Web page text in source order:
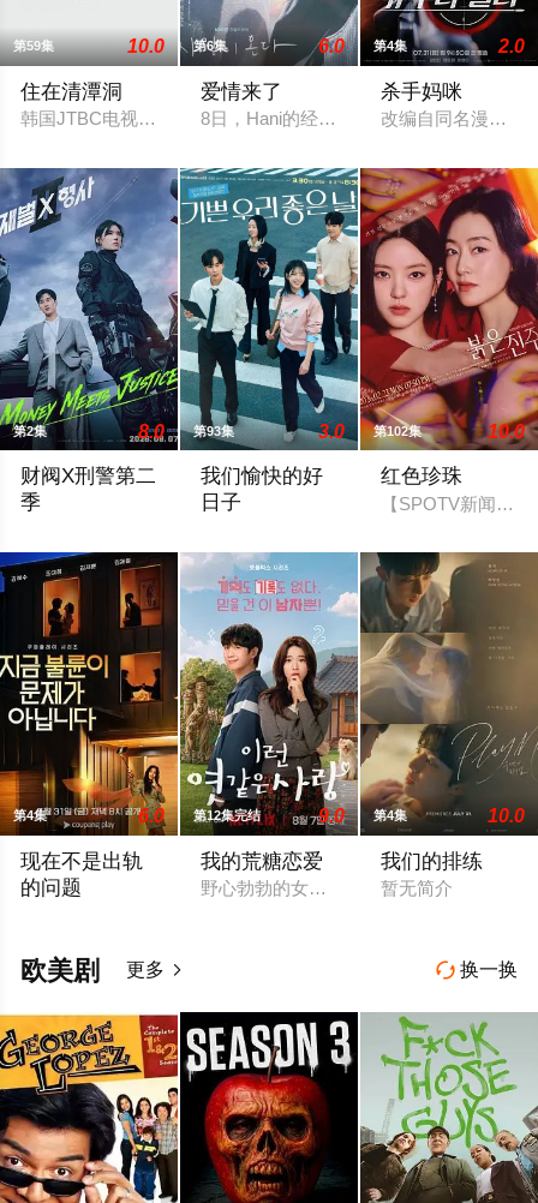
第59集 10.0
住在清潭洞
韩国JTBC电视台每日情景喜剧《住在清潭洞》，讲述了住在首
第6集 6.0
爱情来了
8日，Hani的经纪公司Sublime向OSEN透
第4集 2.0
杀手妈咪
改编自同名漫画。
第2集 8.0
财阀X刑警第二
季
第93集 3.0
我们愉快的好
日子
第102集 10.0
红色珍珠
【SPOTV新闻 =
第4集 6.0
现在不是出轨
的问题
第12集完结 9.0
我的荒糖恋爱
野心勃勃的女检察官高恩世（贺营 饰）
第4集 10.0
我们的排练
暂无简介
 换一换
欧美剧 更多 